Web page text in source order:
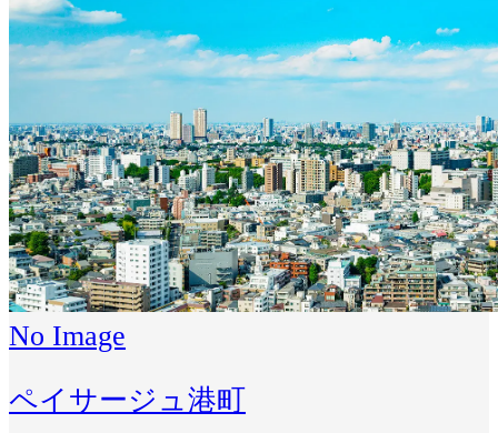
No Image
ペイサージュ港町